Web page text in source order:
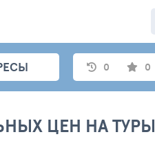
0 0
ЦЕН НА ТУРЫ